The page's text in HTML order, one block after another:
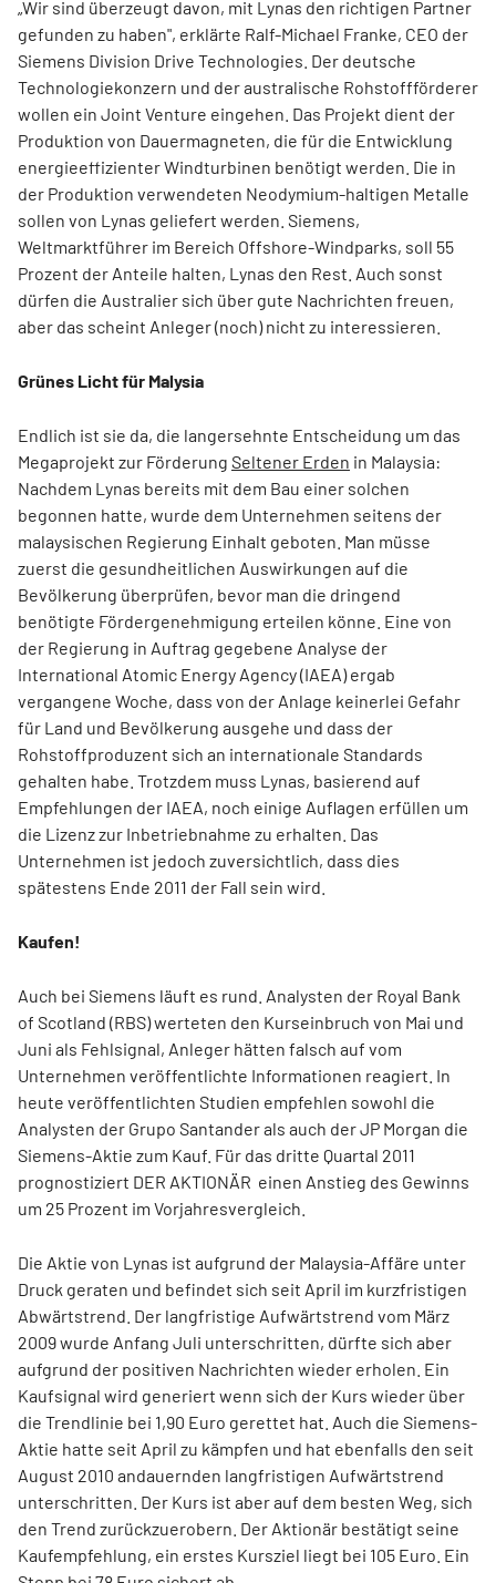
„Wir sind überzeugt davon, mit Lynas den richtigen Partner
gefunden zu haben", erklärte Ralf-Michael Franke, CEO der
Siemens Division Drive Technologies. Der deutsche
Technologiekonzern und der australische Rohstoffförderer
wollen ein Joint Venture eingehen. Das Projekt dient der
Produktion von Dauermagneten, die für die Entwicklung
energieeffizienter Windturbinen benötigt werden. Die in
der Produktion verwendeten Neodymium-haltigen Metalle
sollen von Lynas geliefert werden. Siemens,
Weltmarktführer im Bereich Offshore-Windparks, soll 55
Prozent der Anteile halten, Lynas den Rest. Auch sonst
dürfen die Australier sich über gute Nachrichten freuen,
aber das scheint Anleger (noch) nicht zu interessieren.
Grünes Licht für Malysia
Endlich ist sie da, die langersehnte Entscheidung um das
Megaprojekt zur Förderung Seltener Erden in Malaysia:
Nachdem Lynas bereits mit dem Bau einer solchen
begonnen hatte, wurde dem Unternehmen seitens der
malaysischen Regierung Einhalt geboten. Man müsse
zuerst die gesundheitlichen Auswirkungen auf die
Bevölkerung überprüfen, bevor man die dringend
benötigte Fördergenehmigung erteilen könne. Eine von
der Regierung in Auftrag gegebene Analyse der
International Atomic Energy Agency (IAEA) ergab
vergangene Woche, dass von der Anlage keinerlei Gefahr
für Land und Bevölkerung ausgehe und dass der
Rohstoffproduzent sich an internationale Standards
gehalten habe. Trotzdem muss Lynas, basierend auf
Empfehlungen der IAEA, noch einige Auflagen erfüllen um
die Lizenz zur Inbetriebnahme zu erhalten. Das
Unternehmen ist jedoch zuversichtlich, dass dies
spätestens Ende 2011 der Fall sein wird.
Kaufen!
Auch bei Siemens läuft es rund. Analysten der Royal Bank
of Scotland (RBS) werteten den Kurseinbruch von Mai und
Juni als Fehlsignal, Anleger hätten falsch auf vom
Unternehmen veröffentlichte Informationen reagiert. In
heute veröffentlichten Studien empfehlen sowohl die
Analysten der Grupo Santander als auch der JP Morgan die
Siemens-Aktie zum Kauf. Für das dritte Quartal 2011
prognostiziert DER AKTIONÄR einen Anstieg des Gewinns
um 25 Prozent im Vorjahresvergleich.
Die Aktie von Lynas ist aufgrund der Malaysia-Affäre unter
Druck geraten und befindet sich seit April im kurzfristigen
Abwärtstrend. Der langfristige Aufwärtstrend vom März
2009 wurde Anfang Juli unterschritten, dürfte sich aber
aufgrund der positiven Nachrichten wieder erholen. Ein
Kaufsignal wird generiert wenn sich der Kurs wieder über
die Trendlinie bei 1,90 Euro gerettet hat. Auch die Siemens-
Aktie hatte seit April zu kämpfen und hat ebenfalls den seit
August 2010 andauernden langfristigen Aufwärtstrend
unterschritten. Der Kurs ist aber auf dem besten Weg, sich
den Trend zurückzuerobern. Der Aktionär bestätigt seine
Kaufempfehlung, ein erstes Kursziel liegt bei 105 Euro. Ein